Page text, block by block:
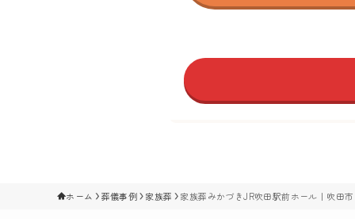
ホーム 葬儀事例 家族葬 家族葬みかづきJR吹田駅前ホール｜吹田